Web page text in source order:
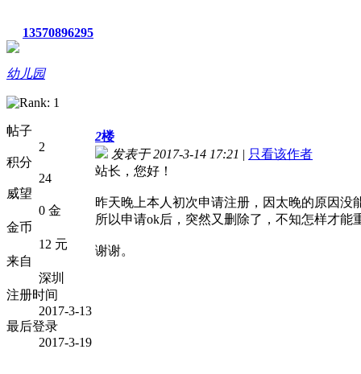
13570896295
幼儿园
帖子
2
积分
24
威望
0 金
金币
12 元
来自
深圳
注册时间
2017-3-13
最后登录
2017-3-19
2楼
发表于 2017-3-14 17:21 | 只看该作者
站长，您好！
昨天晚上本人初次申请注册，因太晚的原因没
所以申请ok后，突然又删除了，不知怎样才能
谢谢。